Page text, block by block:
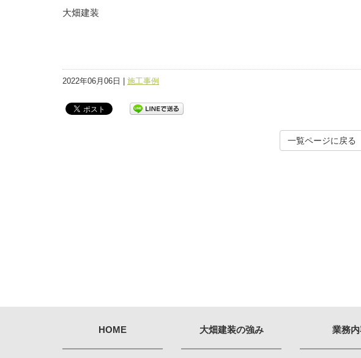
大畑建装
2022年06月06日 | 施工事例
一覧ページに戻る
HOME 大畑建装の強み 業務